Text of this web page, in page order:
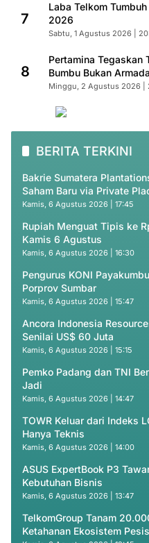
7
Laba Telkom
2026
Sabtu, 1 Agustus 2026 |
8
Pertamina Tegaskan
Bumbu Bukan
Minggu, 2 Agustus 2026 |
BERITA TERKINI
Bakrie Sumatera
Saham Baru via Private
Kamis, 6 Agustus 2026 | 17:45
Rupiah Menguat Tipis ke
Kamis 6 Agustus
Kamis, 6 Agustus 2026 | 16:30
Pengurus KONI
Porprov Sumbar
Kamis, 6 Agustus 2026 | 15:47
Ancora Indonesia
Senilai US$ 60 Juta
Kamis, 6 Agustus 2026 | 15:15
Pemko Padang dan TNI
Jadi
Kamis, 6 Agustus 2026 | 14:47
TOWR Keluar dari Indeks
Hanya Teknis
Kamis, 6 Agustus 2026 | 14:00
ASUS ExpertBook P3
Kebutuhan Bisnis
Kamis, 6 Agustus 2026 | 13:47
TelkomGroup Tanam
Ketahanan Ekosistem